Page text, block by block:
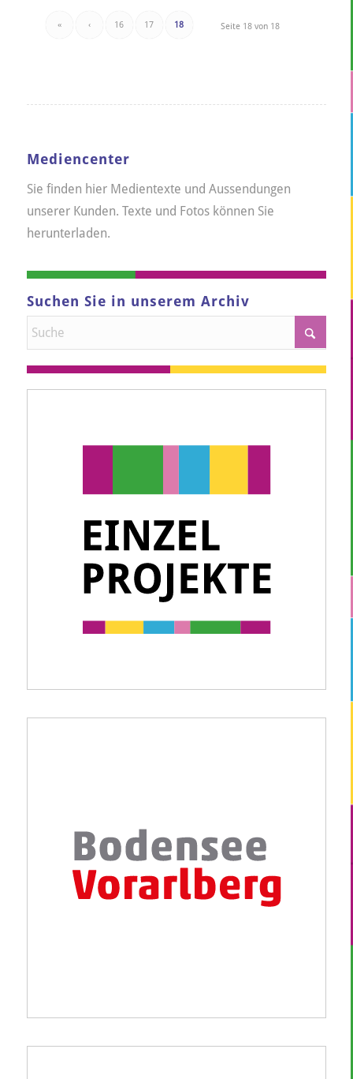
Seite 18 von 18
« ‹ 16 17 18
Mediencenter
Sie finden hier Medientexte und Aussendungen
unserer Kunden. Texte und Fotos können Sie
herunterladen.
Suchen Sie in unserem Archiv